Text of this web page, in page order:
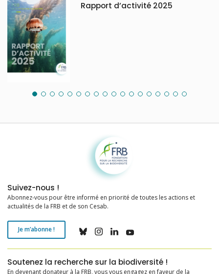
Rapport d’activité 2025
Fondation pour la recherche sur la biodiversité
Suivez-nous !
Abonnez-vous pour être informé en priorité de toutes les actions et
actualités de la FRB et de son Cesab.
Je m’abonne !
Soutenez la recherche sur la biodiversité !
En devenant donateur à la FRB, vous vous engagez en faveur de la